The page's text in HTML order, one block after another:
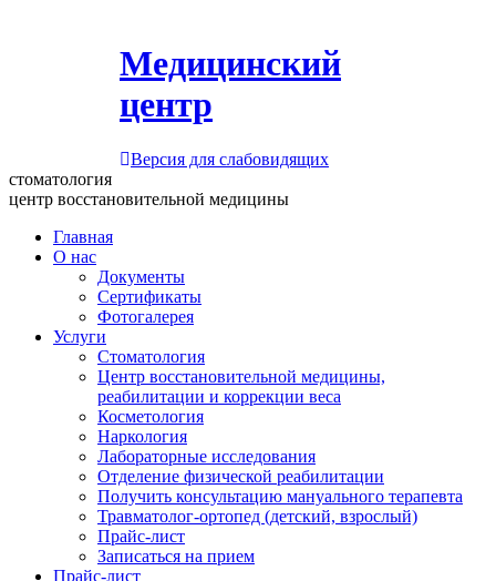
Медицинский
центр
Версия для слабовидящих
стоматология
центр восстановительной медицины
Главная
О нас
Документы
Сертификаты
Фотогалерея
Услуги
Стоматология
Центр восстановительной медицины,
реабилитации и коррекции веса
Косметология
Наркология
Лабораторные исследования
Отделение физической реабилитации
Получить консультацию мануального терапевта
Травматолог-ортопед (детский, взрослый)
Прайс-лист
Записаться на прием
Прайс-лист